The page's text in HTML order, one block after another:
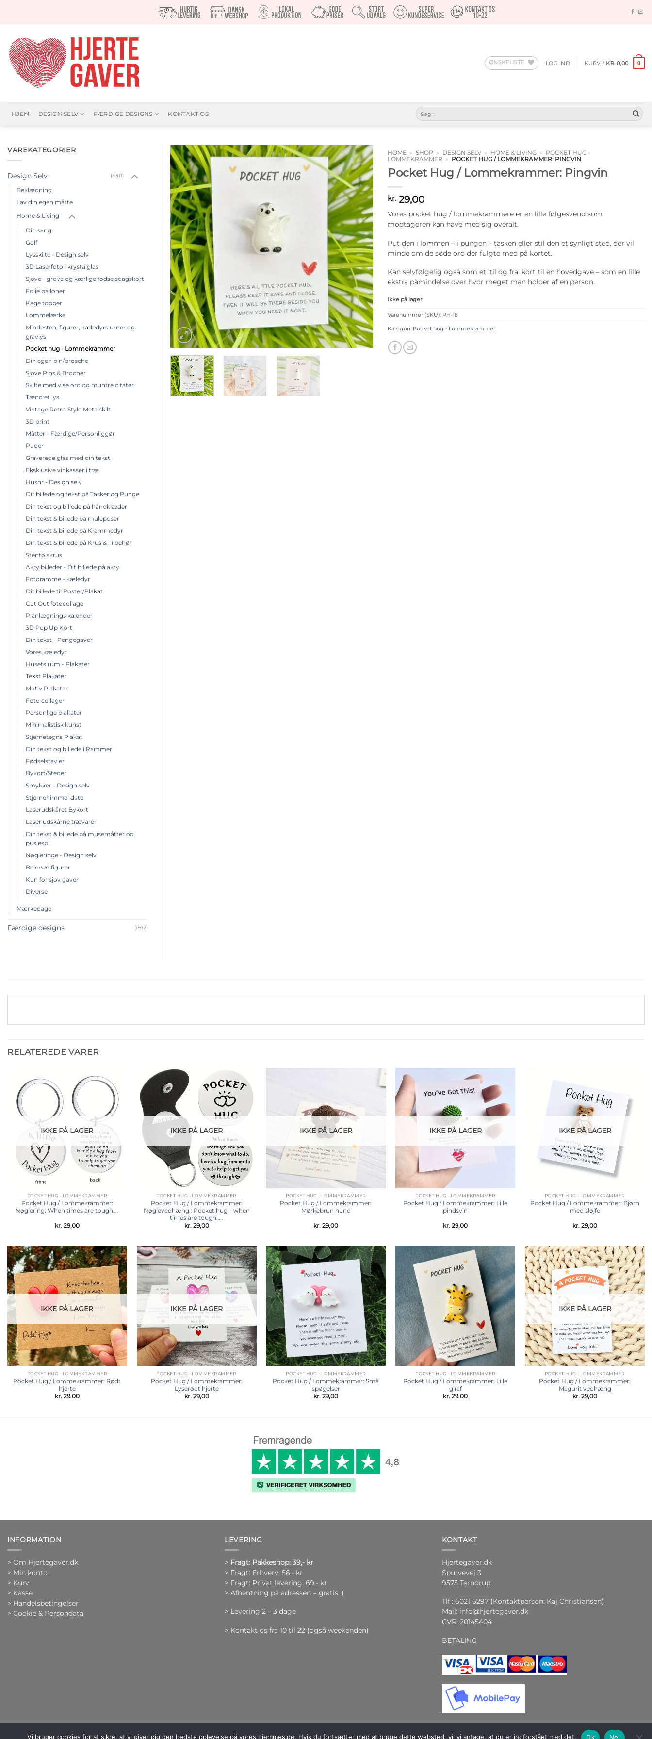
ØNSKELISTE LOG IND KURV / KR.0,00 0
HJEM DESIGN SELV FÆRDIGE DESIGNS KONTAKT OS
Søg
efter:
Tilføj til
ønskeliste
HOME » SHOP » DESIGN SELV » HOME & LIVING »
POCKET HUG -
LOMMEKRAMMER » POCKET HUG / LOMMEKRAMMER: PINGVIN
Pocket Hug / Lommekrammer: Pingvin
kr. 29,00
Vores pocket hug / lommekrammere er en lille følgesvend som
modtageren kan have med sig overalt.
Put den i lommen – i pungen – tasken eller stil den et synligt sted, der vil
minde om de søde ord der fulgte med på kortet.
Kan selvfølgelig også som et ’til og fra’ kort til en hovedgave – som en lille
ekstra påmindelse over hvor meget man holder af en person.
Ikke på lager
Varenummer (SKU): PH-18
Kategori: Pocket hug - Lommekrammer
VAREKATEGORIER
Design Selv (4311)
Beklædning
Lav din egen måtte
Home & Living
Din sang
Golf
Lysskilte - Design selv
3D Laserfoto i krystalglas
Sjove - grove og kærlige fødselsdagskort
Folie balloner
Kage topper
Lommelærke
Mindesten, figurer, kæledyrs urner og
gravlys
Pocket hug - Lommekrammer
Din egen pin/brosche
Sjove Pins & Brocher
Skilte med vise ord og muntre citater
Tænd et lys
Vintage Retro Style Metalskilt
3D print
Måtter - Færdige/Personliggør
Puder
Graverede glas med din tekst
Eksklusive vinkasser i træ
Husnr - Design selv
Dit billede og tekst på Tasker og Punge
Din tekst og billede på håndklæder
Din tekst & billede på muleposer
Din tekst & billede på Krammedyr
Din tekst & billede på Krus & Tilbehør
Stentøjskrus
Akrylbilleder - Dit billede på akryl
Fotoramme - kæledyr
Dit billede til Poster/Plakat
Cut Out fotocollage
Planlægnings kalender
3D Pop Up Kort
Din tekst - Pengegaver
Vores kæledyr
Husets rum - Plakater
Tekst Plakater
Motiv Plakater
Foto collager
Personlige plakater
Minimalistisk kunst
Stjernetegns Plakat
Din tekst og billede i Rammer
Fødselstavler
Bykort/Steder
Smykker - Design selv
Stjernehimmel dato
Laserudskåret Bykort
Laser udskårne trævarer
Din tekst & billede på musemåtter og
puslespil
Nøgleringe - Design selv
Beloved figurer
Kun for sjov gaver
Diverse
Mærkedage
Færdige designs (1972)
RELATEREDE VARER
Tilføj til
ønskeliste
IKKE PÅ LAGER
POCKET HUG - LOMMEKRAMMER
Pocket Hug / Lommekrammer:
Nøglering: When times are tough….
kr.29,00
Tilføj til
ønskeliste
IKKE PÅ LAGER
POCKET HUG - LOMMEKRAMMER
Pocket Hug / Lommekrammer:
Nøglevedhæng : Pocket hug – when
times are tough…..
kr.29,00
IKKE PÅ LAGER
POCKET HUG - LOMMEKRAMMER
Pocket Hug / Lommekrammer:
Mørkebrun hund
kr. 29,00
Tilføj til
ønskeliste
IKKE PÅ LAGER
POCKET HUG - LOMMEKRAMMER
Pocket Hug / Lommekrammer: Lille
pindsvin
kr. 29,00
ønskeliste
IKKE PÅ LAGER
POCKET HUG - LOMMEKRAMMER
Pocket Hug / Lommekrammer: Bjørn
med sløjfe
kr. 29,00
Tilføj til
ønskeliste
IKKE PÅ LAGER
POCKET HUG - LOMMEKRAMMER
Pocket Hug / Lommekrammer: Rødt
hjerte
kr.29,00
Tilføj til
ønskeliste
IKKE PÅ LAGER
POCKET HUG - LOMMEKRAMMER
Pocket Hug / Lommekrammer:
Lyserødt hjerte
kr.29,00
Tilføj til
ønskeliste
POCKET HUG - LOMMEKRAMMER
Pocket Hug / Lommekrammer: Små
spøgelser
kr. 29,00
POCKET HUG - LOMMEKRAMMER
Pocket Hug / Lommekrammer: Lille
giraf
kr. 29,00
Tilføj til
ønskeliste
IKKE PÅ LAGER
POCKET HUG - LOMMEKRAMMER
Pocket Hug / Lommekrammer:
Magurit vedhæng
kr. 29,00
INFORMATION
> Om Hjertegaver.dk
> Min konto
> Kurv
> Kasse
> Handelsbetingelser
> Cookie & Persondata
LEVERING
> Fragt: Pakkeshop: 39,- kr
> Fragt: Erhverv: 56,- kr
> Fragt: Privat levering: 69,- kr
> Afhentning på adressen = gratis :)
> Levering 2 – 3 dage
> Kontakt os fra 10 til 22 (også weekenden)
KONTAKT
Hjertegaver.dk
Spurvevej 3
9575 Terndrup
Tlf.: 6021 6297 (Kontaktperson: Kaj Christiansen)
Mail: info@hjertegaver.dk
CVR: 20145404
BETALING
Vi bruger cookies for at sikre, at vi giver dig den bedste oplevelse på vores hjemmeside. Hvis du fortsætter med at bruge dette websted, vil vi antage, at du er indforstået med det. Ok Nej